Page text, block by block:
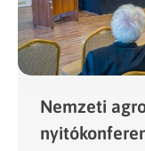
Nemzeti